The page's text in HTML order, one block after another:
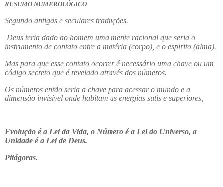
RESUMO NUMEROLÓGICO
Segundo antigas e seculares traduções.
Deus teria dado ao homem uma mente racional que seria o
instrumento de contato entre a matéria (corpo), e o espirito (alma).
Mas para que esse contato ocorrer é necessário uma chave ou um
código secreto que é revelado através dos números.
Os números então seria a chave para acessar o mundo e a
dimensão invisível onde habitam as energias sutis e superiores,
Evolução é a Lei da Vida, o Número é a Lei do Universo, a
Unidade é a Lei de Deus.
Pitágoras.